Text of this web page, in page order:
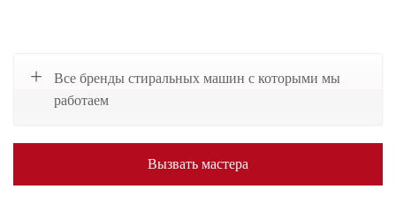
Все бренды стиральных машин с которыми мы
работаем
Вызвать мастера